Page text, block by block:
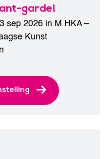
garde!
sep 2026 in M HKA –
Kunst